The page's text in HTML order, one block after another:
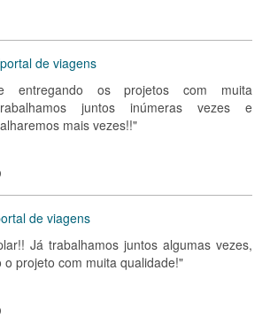
de viagens
entregando os projetos com muita
juntos inúmeras vezes e
mais vezes!!"
de viagens
Já trabalhamos juntos algumas vezes,
projeto com muita qualidade!"